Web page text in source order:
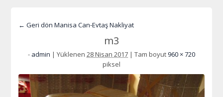
← Geri dön Manisa Can-Evtaş Nakliyat
m3
- admin | Yüklenen 28 Nisan 2017 | Tam boyut960 × 720
piksel